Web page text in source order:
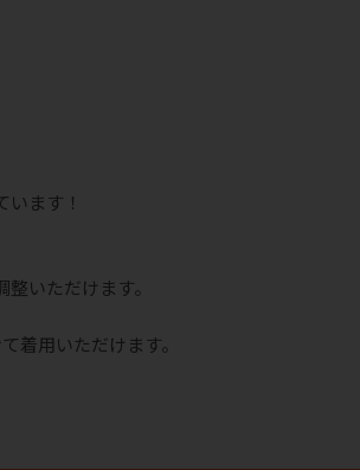
ます！
いただけます。
着用いただけます。